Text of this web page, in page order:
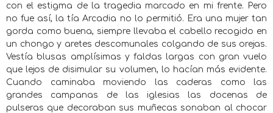
con el estigma de la tragedia marcado en mi frente. Pero
no fue así, la tía Arcadia no lo permitió. Era una mujer tan
gorda como buena, siempre llevaba el cabello recogido en
un chongo y aretes descomunales colgando de sus orejas.
Vestía blusas amplísimas y faldas largas con gran vuelo
que lejos de disimular su volumen, lo hacían más evidente.
Cuando caminaba moviendo las caderas como las
grandes campanas de las iglesias las docenas de
pulseras que decoraban sus muñecas sonaban al chocar